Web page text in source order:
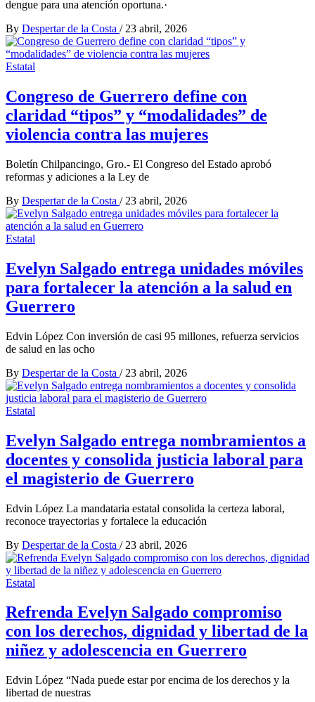
dengue para una atención oportuna.·
By Despertar de la Costa / 23 abril, 2026
Estatal
Congreso de Guerrero define con
claridad “tipos” y “modalidades” de
violencia contra las mujeres
Boletín Chilpancingo, Gro.- El Congreso del Estado aprobó
reformas y adiciones a la Ley de
By Despertar de la Costa / 23 abril, 2026
Estatal
Evelyn Salgado entrega unidades móviles
para fortalecer la atención a la salud en
Guerrero
Edvin López Con inversión de casi 95 millones, refuerza servicios
de salud en las ocho
By Despertar de la Costa / 23 abril, 2026
Estatal
Evelyn Salgado entrega nombramientos a
docentes y consolida justicia laboral para
el magisterio de Guerrero
Edvin López La mandataria estatal consolida la certeza laboral,
reconoce trayectorias y fortalece la educación
By Despertar de la Costa / 23 abril, 2026
Estatal
Refrenda Evelyn Salgado compromiso
con los derechos, dignidad y libertad de la
niñez y adolescencia en Guerrero
Edvin López “Nada puede estar por encima de los derechos y la
libertad de nuestras